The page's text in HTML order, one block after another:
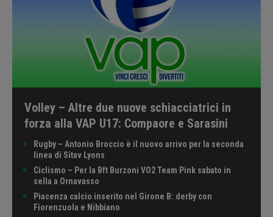
Volley – Altre due nuove schiacciatrici in
forza alla VAP U17: Compaore e Sarasini
Rugby – Antonio Broccio è il nuovo arrivo per la seconda
linea di Sitav Lyons
Ciclismo – Per la Bft Burzoni VO2 Team Pink sabato in
sella a Ornavasso
Piacenza calcio inserito nel Girone B: derby con
Fiorenzuola e Nibbiano